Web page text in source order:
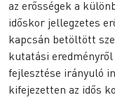
az erősségek a
időskor jellegzetes
kapcsán betöltött
kutatási
fejlesztése irányuló
kifejezetten az idős